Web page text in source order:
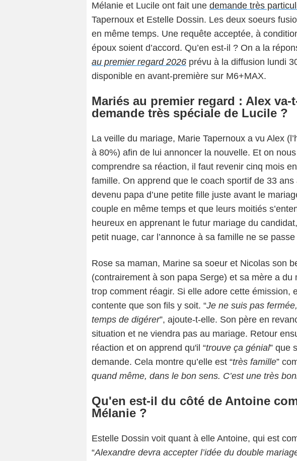
Mélanie et Lucile ont fait une demande très
Tapernoux et Estelle Dossin. Les deux soeurs
en même temps. Une requête acceptée, à
époux soient d’accord. Qu’en est-il ? On a la
au premier regard 2026 prévu à la diffusion lundi
disponible en avant-première sur M6+MAX.
Mariés au premier regard : Alex
demande très spéciale de Lucile ?
La veille du mariage, Marie Tapernoux a vu Alex
à 80%) afin de lui annoncer la nouvelle. Et on
comprendre sa réaction, il faut revenir cinq mois
famille. On apprend que le coach sportif de 33
devenu papa d’une petite fille juste avant le
couple en même temps et que leurs moitiés
heureux en apprenant le futur mariage du
petit nuage, car l’annonce à sa famille ne se
Rose sa maman, Marine sa soeur et Nicolas son
(contrairement à son papa Serge) et sa mère a du
trop comment réagir. Si elle adore cette émission,
contente que son fils y soit. “Je ne suis pas
temps de digérer”, ajoute-t-elle. Son père en
situation et ne viendra pas au mariage. Retour
réaction et on apprend qu'il “trouve ça génial” que
demande. Cela montre qu’elle est “très famille”
quand même, dans le bon sens. C’est une très
Qu'en est-il du côté de Antoine
Mélanie ?
Estelle Dossin voit quant à elle Antoine, qui est
“Alexandre devra accepter l’idée du double